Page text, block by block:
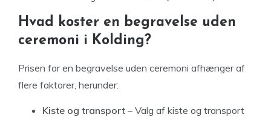
Hvad koster en begravelse uden
ceremoni i Kolding?
Prisen for en begravelse uden ceremoni afhænger af
flere faktorer, herunder:
Kiste og transport – Valg af kiste og transport